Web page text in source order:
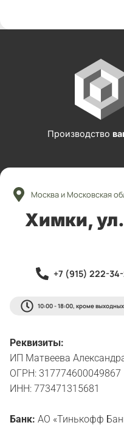
Производство
Москва и Московская
Химки,
+7 (915) 222-
10:00 - 18:00, кроме выходных
Реквизиты:
ИП Матвеева
ОГРН: 317774600049867
ИНН: 773471315681
Банк: АО «Тинькофф